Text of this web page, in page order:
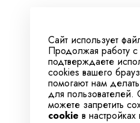
Сайт использует
Продолжая работу с
подтверждаете
cookies вашего
помогают нам
для
можете запретить
cookie в